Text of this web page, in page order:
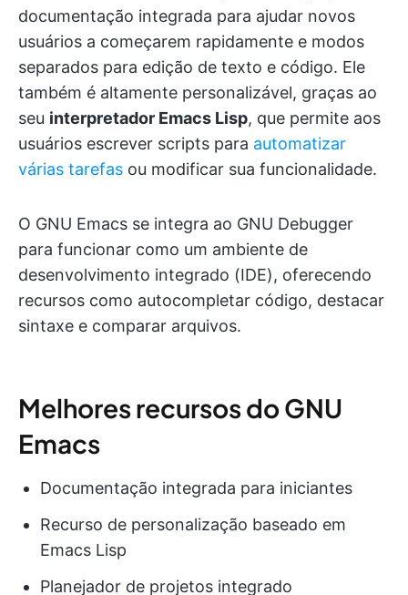
documentação integrada para ajudar novos
usuários a começarem rapidamente e modos
separados para edição de texto e código. Ele
também é altamente personalizável, graças ao
seu interpretador Emacs Lisp, que permite aos
usuários escrever scripts para automatizar
várias tarefas ou modificar sua funcionalidade.
O GNU Emacs se integra ao GNU Debugger
para funcionar como um ambiente de
desenvolvimento integrado (IDE), oferecendo
recursos como autocompletar código, destacar
sintaxe e comparar arquivos.
Melhores recursos do GNU
Emacs
Documentação integrada para iniciantes
Recurso de personalização baseado em
Emacs Lisp
Planejador de projetos integrado